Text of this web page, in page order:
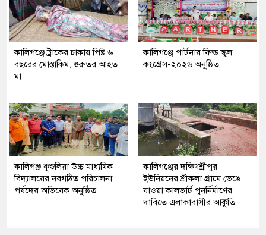
কালিগঞ্জে ট্রাকের চাকায় পিষ্ট ৬
বছরের মোস্তাকিম, গুরুতর আহত
মা
কালিগঞ্জে পার্টনার ফিল্ড স্কুল
কংগ্রেস-২০২৬ অনুষ্ঠিত
কালিগঞ্জ কুশুলিয়া উচ্চ মাধ্যমিক
বিদ্যালয়ের নবগঠিত পরিচালনা
পর্ষদের অভিষেক অনুষ্ঠিত
কালিগঞ্জের দক্ষিণশ্রীপুর
ইউ‌নিয়‌নের শ্রীকলা গ্রা‌মে ভেঙে
যাওয়া কালভার্ট পুনর্নির্মাণের
দাবিতে এলাকাবাসীর আকুতি